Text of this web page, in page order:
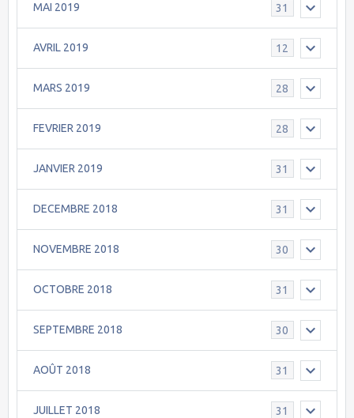
MAI 2019 31
AVRIL 2019 12
MARS 2019 28
FEVRIER 2019 28
JANVIER 2019 31
DECEMBRE 2018 31
NOVEMBRE 2018 30
OCTOBRE 2018 31
SEPTEMBRE 2018 30
AOÛT 2018 31
JUILLET 2018 31